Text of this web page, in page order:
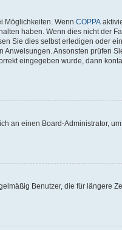
Möglichkeiten. Wenn COPPA
haben. Wenn dies nicht der
Sie dies selbst erledigen oder
Ansonsten prüfen
eingegeben wurde, dann
an einen Board-Administrator,
Benutzer, die für längere